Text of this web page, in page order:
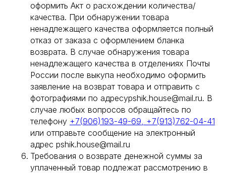
оформить Акт о расхождении количества/
качества. При обнаружении товара
ненадлежащего качества оформляется полный
отказ от заказа с оформлением бланка
возврата. В случае обнаружения товара
ненадлежащего качества в отделениях Почты
России после выкупа необходимо оформить
заявление на возврат товара и отправить с
фотографиями по адресуpshik.house@mail.ru. В
случае любых вопросов обращайтесь по
телефону +7(906)193-49-69, +7(913)762-04-41
или отправьте сообщение на электронный
адрес pshik.house@mail.ru
Требования о возврате денежной суммы за
уплаченный товар подлежат рассмотрению в
УЛИЦА ЛЕНИНА, 10 К1
НОВОСИБИРСК
АДРЕСА
PSHIK.HOUSE@MAIL.RU
КОНТАКТЫ
ПОЛИТИКА ОБРАБОТКИ +7 950 120 33 63
(ИРКУТСК)
(НОВОСИБИРСК)
ДОСТАВКИ
УСЛОВИЯ ВОЗВРАТА
ПОКУПАТЕЛЯМ